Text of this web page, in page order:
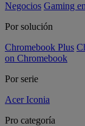
Negocios Gaming
Por solución
Chromebook Plus
on Chromebook
Por serie
Acer Iconia
Pro categoría